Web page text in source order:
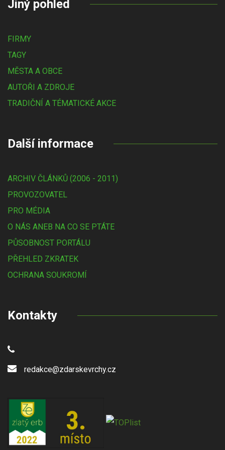
Jiný pohled
FIRMY
TAGY
MĚSTA A OBCE
AUTOŘI A ZDROJE
TRADIČNÍ A TÉMATICKÉ AKCE
Další informace
ARCHIV ČLÁNKŮ (2006 - 2011)
PROVOZOVATEL
PRO MÉDIA
O NÁS ANEB NA CO SE PTÁTE
PŮSOBNOST PORTÁLU
PŘEHLED ZKRATEK
OCHRANA SOUKROMÍ
Kontakty
redakce@zdarskevrchy.cz